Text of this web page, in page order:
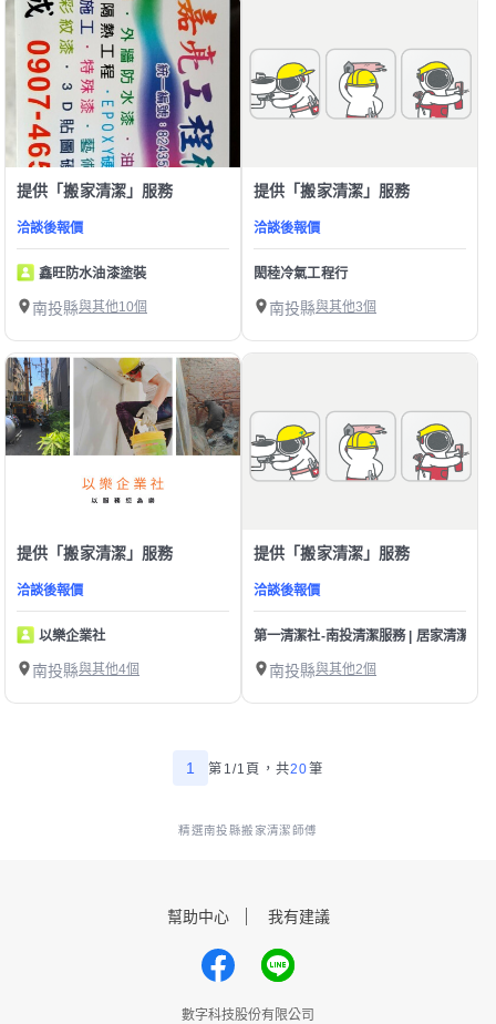
提供「搬家清潔」服務
洽談後報價
鑫旺防水油漆塗裝
南投縣與其他10個
提供「搬家清潔」服務
洽談後報價
閎稑冷氣工程行
南投縣與其他3個
提供「搬家清潔」服務
洽談後報價
以樂企業社
南投縣與其他4個
提供「搬家清潔」服務
洽談後報價
第一清潔社-南投清潔服務 | 居家清潔 |
南投縣與其他2個
1 第1/1頁， 共20筆
精選南投縣搬家清潔師傅
幫助中心 我有建議
數字科技股份有限公司